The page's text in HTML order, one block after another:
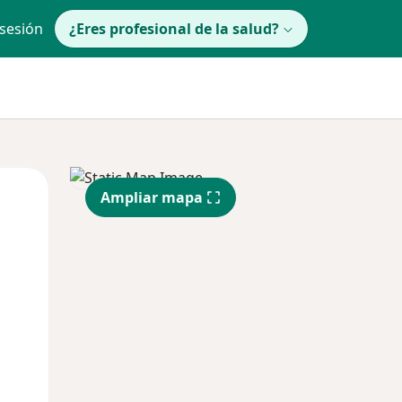
¿Eres profesional de la salud?
Jue
13 Ago
Vie
14 Ago
Ampliar mapa